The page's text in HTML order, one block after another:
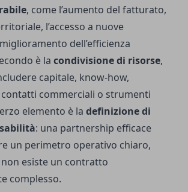
, come l’aumento del fatturato,
l’accesso a nuove
dell’efficienza
è la condivisione di risorse,
capitale, know-how,
commerciali o strumenti
elemento è la definizione di
: una partnership efficace
un perimetro operativo chiaro,
esiste un contratto
complesso.